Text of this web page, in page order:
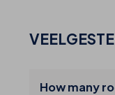
How many